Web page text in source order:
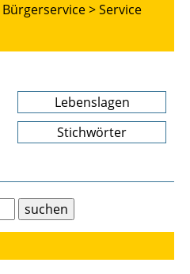
Bürgerservice >Service
Lebenslagen
Stichwörter